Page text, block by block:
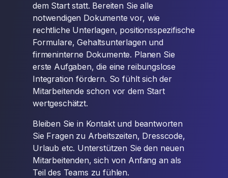
dem Start statt. Bereiten Sie alle
notwendigen Dokumente vor, wie
rechtliche Unterlagen, positionsspezifische
Formulare, Gehaltsunterlagen und
firmeninterne Dokumente. Planen Sie
erste Aufgaben, die eine reibungslose
Integration fördern. So fühlt sich der
Mitarbeitende schon vor dem Start
wertgeschätzt.
Bleiben Sie in Kontakt und beantworten
Sie Fragen zu Arbeitszeiten, Dresscode,
Urlaub etc. Unterstützen Sie den neuen
Mitarbeitenden, sich von Anfang an als
Teil des Teams zu fühlen.